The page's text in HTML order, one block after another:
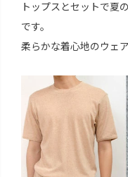
トップスとセットで夏
です。
柔らかな着心地のウェ